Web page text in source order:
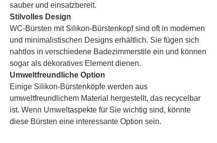
sauber und einsatzbereit.
Stilvolles Design
WC-Bürsten mit Silikon-Bürstenkopf sind oft in modernen
und minimalistischen Designs erhältlich. Sie fügen sich
nahtlos in verschiedene Badezimmerstile ein und können
sogar als dekoratives Element dienen.
Umweltfreundliche Option
Einige Silikon-Bürstenköpfe werden aus
umweltfreundlichem Material hergestellt, das recycelbar
ist. Wenn Umweltaspekte für Sie wichtig sind, könnte
diese Bürsten eine interessante Option sein.